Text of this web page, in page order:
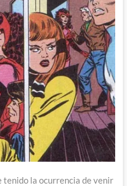
tenido la ocurrencia de venir